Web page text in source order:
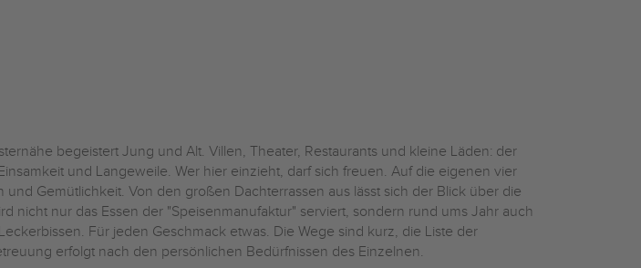
begeistert Jung und Alt. Villen, Theater, Restaurants und kleine Läden: der
und Langeweile. Wer hier einzieht, darf sich freuen. Auf die eigenen vier
und Gemütlichkeit. Von den großen Dachterrassen aus lässt sich der Blick über die
nicht nur das Essen der "Speisenmanufaktur" serviert, sondern rund ums Jahr auch
Für jeden Geschmack etwas. Die Wege sind kurz, die Liste der
erfolgt nach den persönlichen Bedürfnissen des Einzelnen.